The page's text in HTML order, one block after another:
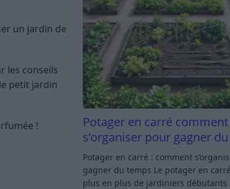
un jardin de
les conseils
petit jardin
!
Potager en carré comment
s’organiser pour gagner
Potager en carré : comment
gagner du temps Le potager en
plus en plus de jardiniers débutants